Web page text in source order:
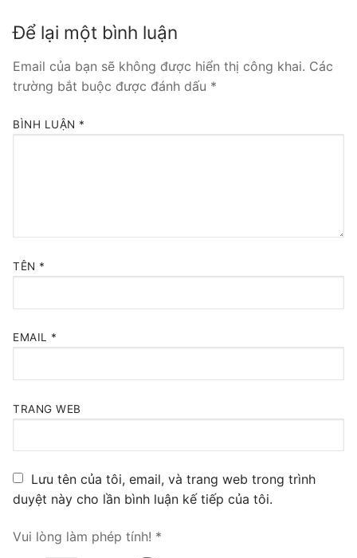
Tổng đài VoIP Yeastar S300
HOSTED PHONE SYSTEM
Tổng đài Yeastar Cloud
IPPBX FOR LARGE ENTERPRISES
FXS VoIP Gateway
FXO VoIP Gateway
VoIP GSM / 3G / 4G Gateways
E1 / T1 / PRI VoIP Gateway
PRI VoIP Gateway TE200
LIÊN HỆ
HƯỚNG DẪN
Để lại một bình luận
Email của bạn sẽ không được hiển thị công khai. Các
trường bắt buộc được đánh dấu *
BÌNH LUẬN *
TÊN *
EMAIL *
TRANG WEB
Lưu tên của tôi, email, và trang web trong trình
duyệt này cho lần bình luận kế tiếp của tôi.
Vui lòng làm phép tính! *